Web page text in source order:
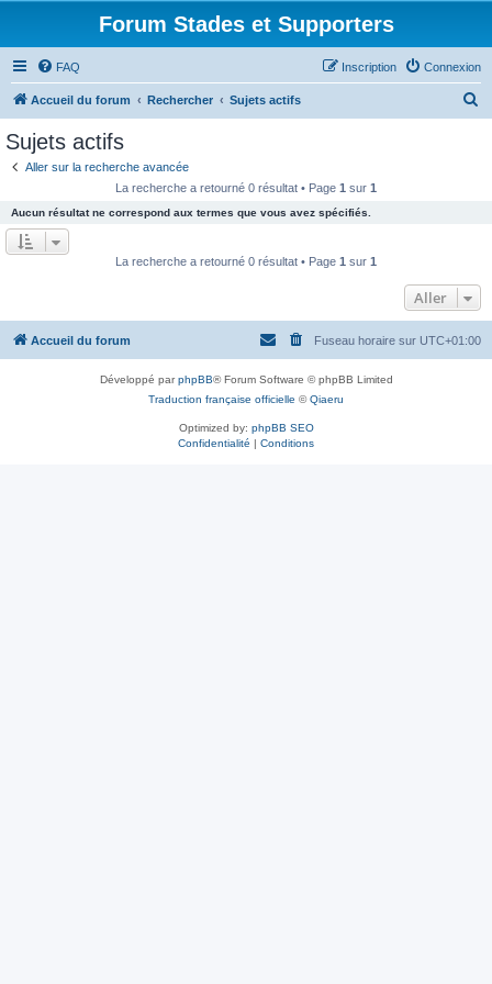
Forum Stades et Supporters
FAQ Connexion
Inscription
Accueil du forum Rechercher Sujets actifs
e
r
Sujets actifs
Aller sur la recherche avancée
La recherche a retourné 0 résultat • Page 1 sur 1
Aucun résultat ne correspond aux termes que vous avez spécifiés.
La recherche a retourné 0 résultat • Page 1 sur 1
Aller
Accueil du forum Fuseau horaire sur UTC+01:00
Développé parphpBB® Forum Software © phpBB Limited
Traduction française officielle ©Qiaeru
Optimized by: phpBB SEO
Confidentialité | Conditions